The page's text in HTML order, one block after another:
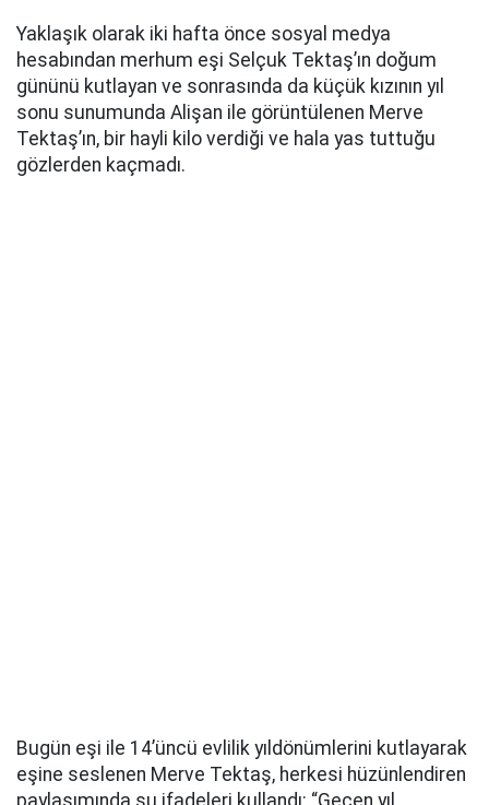
Yaklaşık olarak iki hafta önce sosyal medya
hesabından merhum eşi Selçuk Tektaş’ın doğum
gününü kutlayan ve sonrasında da küçük kızının yıl
sonu sunumunda Alişan ile görüntülenen Merve
Tektaş’ın, bir hayli kilo verdiği ve hala yas tuttuğu
gözlerden kaçmadı.
Bugün eşi ile 14’üncü evlilik yıldönümlerini kutlayarak
eşine seslenen Merve Tektaş, herkesi hüzünlendiren